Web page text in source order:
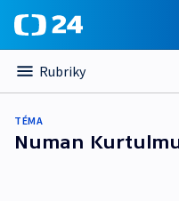
Rubriky
TÉMA
Numan